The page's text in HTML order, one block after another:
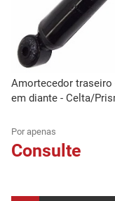
Amortecedor traseiro
em diante - Celta/
Por apenas
Consulte